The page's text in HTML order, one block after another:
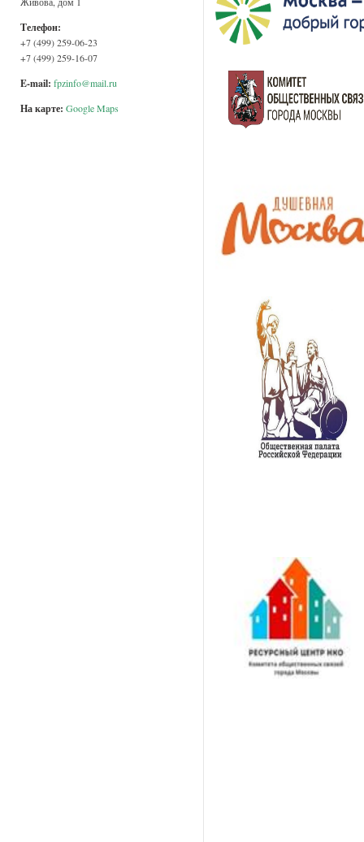
Телефон:
+7 (499) 259-06-23
+7 (499) 259-16-07
E-mail: fpzinfo@mail.ru
На карте: Google Maps